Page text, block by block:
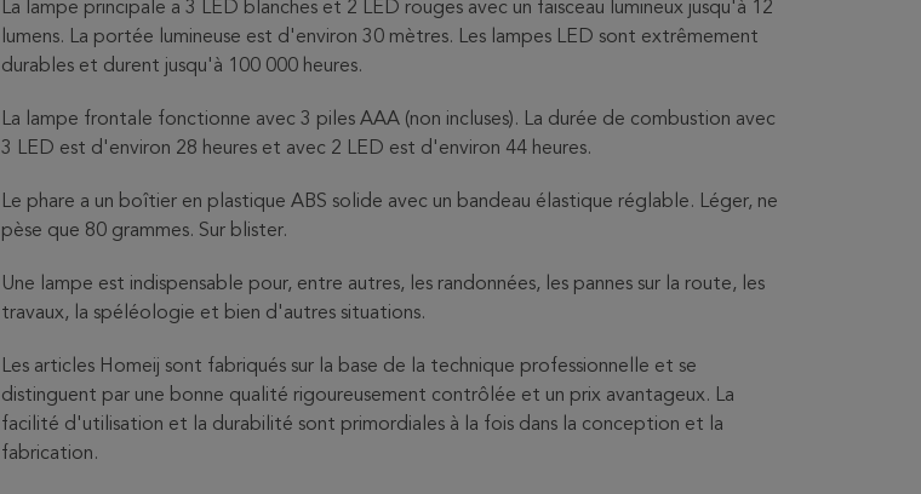
La lampe principale a 3 LED blanches et 2 LED rouges avec un faisceau lumineux jusqu'à 12
lumens. La portée lumineuse est d'environ 30 mètres. Les lampes LED sont extrêmement
durables et durent jusqu'à 100 000 heures.
La lampe frontale fonctionne avec 3 piles AAA (non incluses). La durée de combustion avec
3 LED est d'environ 28 heures et avec 2 LED est d'environ 44 heures.
Le phare a un boîtier en plastique ABS solide avec un bandeau élastique réglable. Léger, ne
pèse que 80 grammes. Sur blister.
Une lampe est indispensable pour, entre autres, les randonnées, les pannes sur la route, les
travaux, la spéléologie et bien d'autres situations.
Les articles Homeij sont fabriqués sur la base de la technique professionnelle et se
distinguent par une bonne qualité rigoureusement contrôlée et un prix avantageux. La
facilité d'utilisation et la durabilité sont primordiales à la fois dans la conception et la
fabrication.